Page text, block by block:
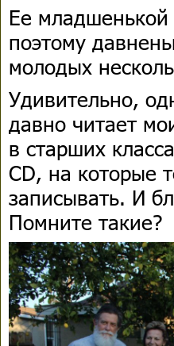
Ее
поэтому
молодых
Удивительно,
давно читает
в старших
CD, на которые
записывать. И
Помните такие?